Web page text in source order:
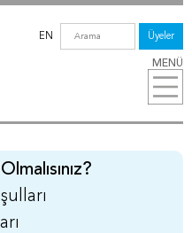
MENÜ
EN Üyeler